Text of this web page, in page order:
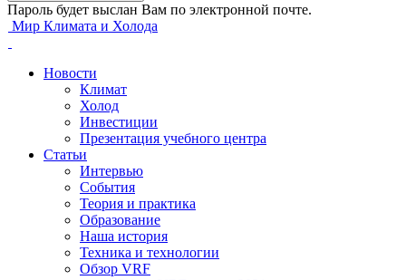
Пароль будет выслан Вам по электронной почте.
Мир Климата и Холода
Новости
Климат
Холод
Инвестиции
Презентация учебного центра
Статьи
Интервью
События
Теория и практика
Образование
Наша история
Техника и технологии
Обзор VRF